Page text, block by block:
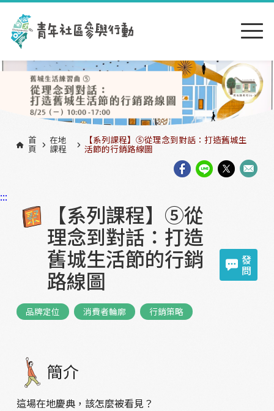
跳到主要內容區塊
首
頁
在地
課程
【系列課程】⑤從理念到對話：打造舊城生
活節的行銷路線圖
:::
【系列課程】⑤從
理念到對話：打造
舊城生活節的行銷
路線圖
品牌定位 消費者輪廓 行銷策略
發
問
簡介
這場在地慶典，該怎麼被看見？